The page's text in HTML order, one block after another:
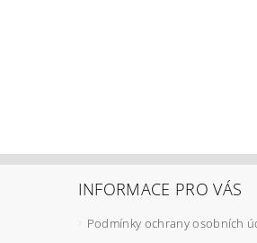
INFORMACE PRO VÁS
Podmínky ochrany osobních